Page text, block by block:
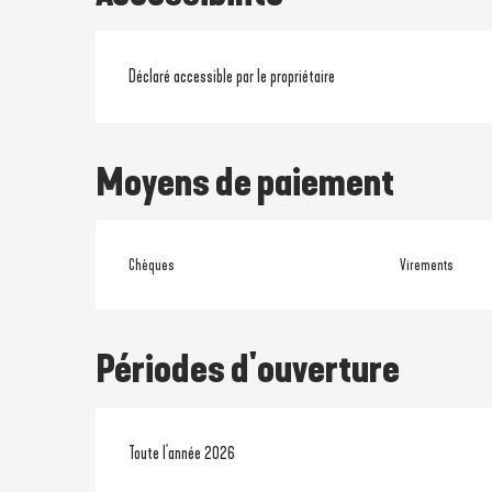
Déclaré accessible par le propriétaire
Moyens de paiement
Chèques Virements
Périodes d'ouverture
Toute l'année 2026